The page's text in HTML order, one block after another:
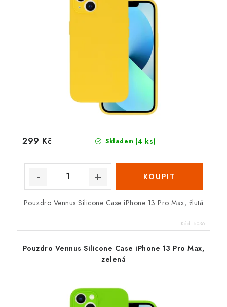
Skladem (4 ks)
299 Kč
Pouzdro Vennus Silicone Case iPhone 13 Pro Max, žlutá
Kód: 6036
Pouzdro Vennus Silicone Case iPhone 13 Pro Max,
zelená